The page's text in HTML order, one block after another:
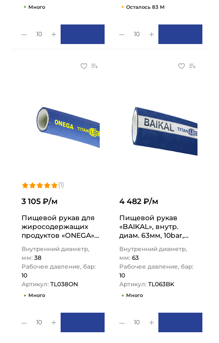
Много
10
Осталось 83 М
10
(1)
3 105 ₽/м
Пищевой рукав для
жиросодержащих
продуктов «ONEGA»,
38мм, 10bar, NBR,
TL038ON…
Внутренний диаметр,
мм: 38
Рабочее давление, бар:
10
Артикул: TL038ON
Много
10
4 482 ₽/м
Пищевой рукав
«BAIKAL», внутр.
диам. 63мм, 10bar,
TL063BK TITAN…
Внутренний диаметр,
мм: 63
Рабочее давление, бар:
10
Артикул: TL063BK
Много
10